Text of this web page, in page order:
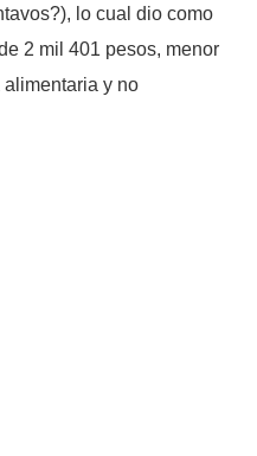
lo cual dio como
2 mil 401 pesos, menor
y no